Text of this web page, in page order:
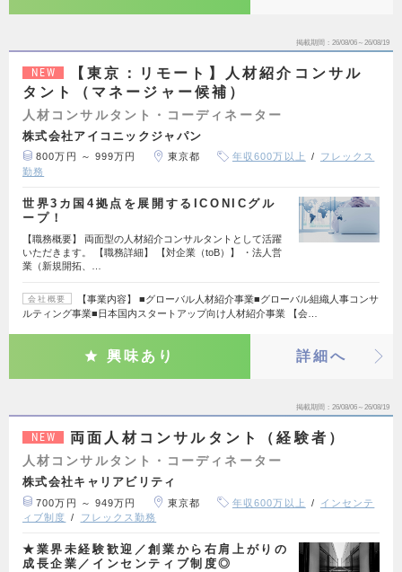
掲載期間 26/08/06～26/08/19
NEW
【東京：リモート】人材紹介コンサル
タント（マネージャー候補）
人材コンサルタント・コーディネーター
株式会社アイコニックジャパン
800万円 ～ 999万円 東京都 年収600万以上
フレックス
勤務
世界3カ国4拠点を展開するICONICグル
ープ！
【職務概要】 両面型の人材紹介コンサルタントとして活躍
いただきます。 【職務詳細】 【対企業（toB）】 ・法人営
業（新規開拓、…
会社概要
【事業内容】 ■グローバル人材紹介事業■グローバル組織人事コンサ
ルティング事業■日本国内スタートアップ向け人材紹介事業 【会…
興味あり 詳細へ
掲載期間 26/08/06～26/08/19
NEW 両面人材コンサルタント（経験者）
人材コンサルタント・コーディネーター
株式会社キャリアビリティ
700万円 ～ 949万円 東京都 年収600万以上
インセンテ
ィブ制度
フレックス勤務
★業界未経験歓迎／創業から右肩上がりの
成長企業／インセンティブ制度◎